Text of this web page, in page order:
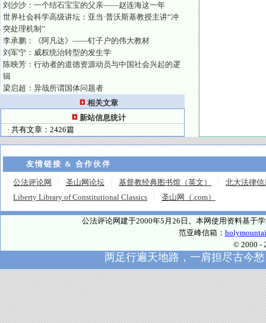
刘沙沙：一个结石宝宝的父亲——赵连海这一年
世界社会科学高级讲坛：亚当·普沃斯基教授主讲“冲
突处理机制”
李承鹏：《阿凡达》——钉子户的伟大教材
刘军宁：威权统治转型的发生学
陈映芳：行动者的道德资源动员与中国社会兴起的逻
辑
梁启超：异哉所谓国体问题者
相关文章
新站信息统计
· 共有文章：2426篇
友情链接 & 合作伙伴
公法评论网 圣山网论坛 基督教经典图书馆（英文）
北大法律信
Liberty Library of Constitutional Classics
圣山网（.com）
公法评论网建于2000年5月26日。本网使用资料基于
范亚峰信箱：
© 2000 -
两足行遍天地路，一肩担尽古今